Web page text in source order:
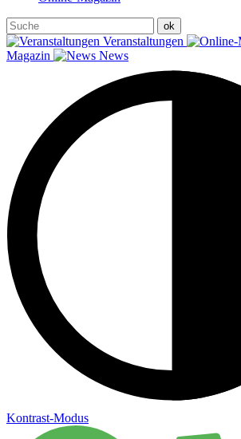
Veranstaltungen
Magazin
News
Kontrast-Modus